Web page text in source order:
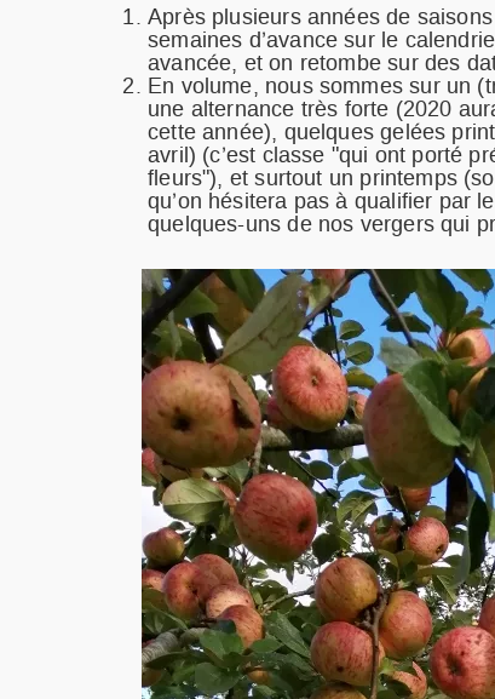
Après plusieurs années de
semaines d’avance sur le
avancée, et on retombe sur des
En volume, nous sommes sur un
une alternance très forte (2020
cette année), quelques gelées
avril) (c’est classe "qui ont porté
fleurs"), et surtout un printemps
qu’on hésitera pas à qualifier par
quelques-uns de nos vergers qui